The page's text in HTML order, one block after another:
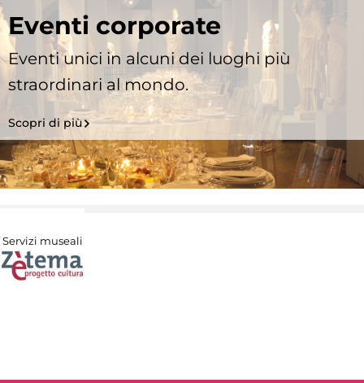
Eventi corporate
Eventi unici in alcuni dei luoghi più
straordinari al mondo.
Scopri di più
Servizi museali